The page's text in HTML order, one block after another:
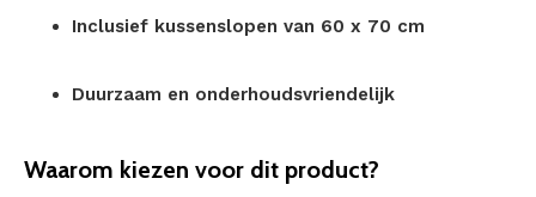
Inclusief kussenslopen van 60 x 70 cm
Duurzaam en onderhoudsvriendelijk
Waarom kiezen voor dit product?